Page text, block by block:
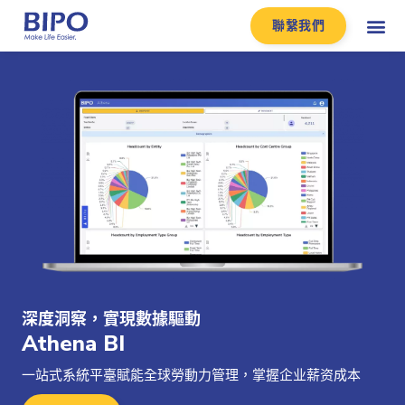
聯繫我們
深度洞察，實現數據驅動
Athena BI
一站式系統平臺賦能全球勞動力管理，掌握企业薪资成本